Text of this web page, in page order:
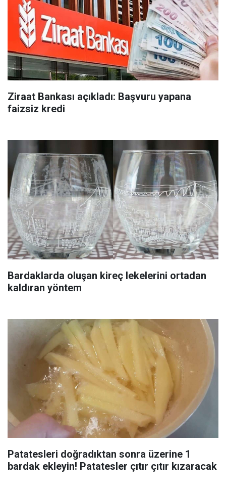
Ziraat Bankası açıkladı: Başvuru yapana
faizsiz kredi
Bardaklarda oluşan kireç lekelerini ortadan
kaldıran yöntem
Patatesleri doğradıktan sonra üzerine 1
bardak ekleyin! Patatesler çıtır çıtır kızaracak